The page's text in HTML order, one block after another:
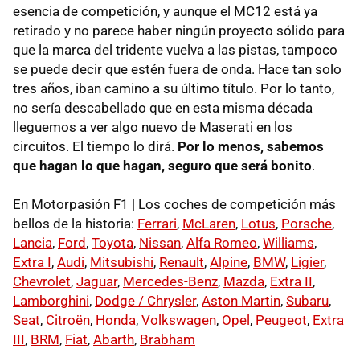
esencia de competición, y aunque el MC12 está ya
retirado y no parece haber ningún proyecto sólido para
que la marca del tridente vuelva a las pistas, tampoco
se puede decir que estén fuera de onda. Hace tan solo
tres años, iban camino a su último título. Por lo tanto,
no sería descabellado que en esta misma década
lleguemos a ver algo nuevo de Maserati en los
circuitos. El tiempo lo dirá. Por lo menos, sabemos
que hagan lo que hagan, seguro que será bonito.
En Motorpasión F1 | Los coches de competición más
bellos de la historia: Ferrari, McLaren, Lotus, Porsche,
Lancia, Ford , Toyota, Nissan, Alfa Romeo, Williams,
Extra I, Audi, Mitsubishi, Renault, Alpine, BMW, Ligier,
Chevrolet, Jaguar, Mercedes-Benz, Mazda, Extra II,
Lamborghini, Dodge / Chrysler, Aston Martin, Subaru,
Seat, Citroën, Honda, Volkswagen, Opel , Peugeot, Extra
III, BRM, Fiat, Abarth, Brabham